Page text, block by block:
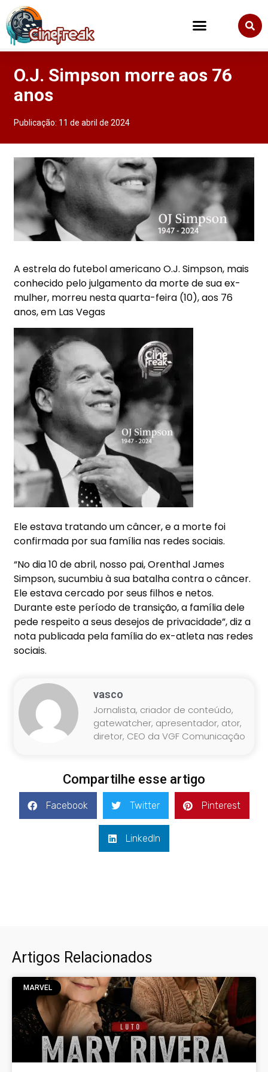
O.J. Simpson morre aos 76
anos
Publicação: 11 de abril de 2024
A estrela do futebol americano O.J. Simpson, mais
conhecido pelo julgamento da morte de sua ex-
mulher, morreu nesta quarta-feira (10), aos 76
anos, em Las Vegas
Ele estava tratando um câncer, e a morte foi
confirmada por sua família nas redes sociais.
“No dia 10 de abril, nosso pai, Orenthal James
Simpson, sucumbiu à sua batalha contra o câncer.
Ele estava cercado por seus filhos e netos.
Durante este período de transição, a família dele
pede respeito a seus desejos de privacidade”, diz a
nota publicada pela família do ex-atleta nas redes
sociais.
vasco
Jornalista, criador de conteúdo,
gatewatcher, apresentador, ator,
diretor, CEO da VGF Comunicação
Compartilhe esse artigo
Facebook Twitter Pinterest
LinkedIn
Artigos Relacionados
MARVEL